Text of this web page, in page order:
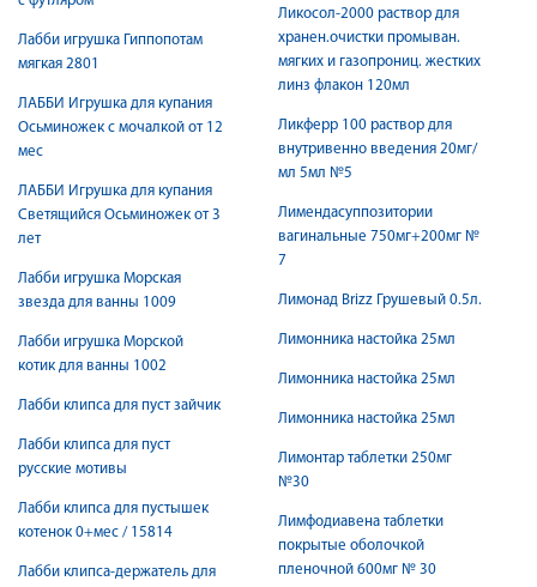
Лабби игрушка Гиппопотам
мягкая 2801
ЛАББИ Игрушка для купания
Осьминожек с мочалкой от 12
мес
ЛАББИ Игрушка для купания
Светящийся Осьминожек от 3
лет
Лабби игрушка Морская
звезда для ванны 1009
Лабби игрушка Морской
котик для ванны 1002
Лабби клипса для пуст зайчик
Лабби клипса для пуст
русские мотивы
Лабби клипса для пустышек
котенок 0+мес / 15814
Лабби клипса-держатель для
Ликосол-2000 раствор для
хранен.очистки промыван.
мягких и газопрониц. жестких
линз флакон 120мл
Ликферр 100 раствор для
внутривенно введения 20мг/
мл 5мл №5
Лимендасуппозитории
вагинальные 750мг+200мг №
7
Лимонад Brizz Грушевый 0.5л.
Лимонника настойка 25мл
Лимонника настойка 25мл
Лимонника настойка 25мл
Лимонтар таблетки 250мг
№30
Лимфодиавена таблетки
покрытые оболочкой
пленочной 600мг № 30